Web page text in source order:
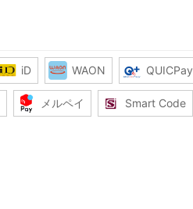
iD WAON QUICPay
メルペイ Smart Code